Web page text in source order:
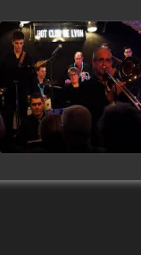
Clip Only Big
watch video